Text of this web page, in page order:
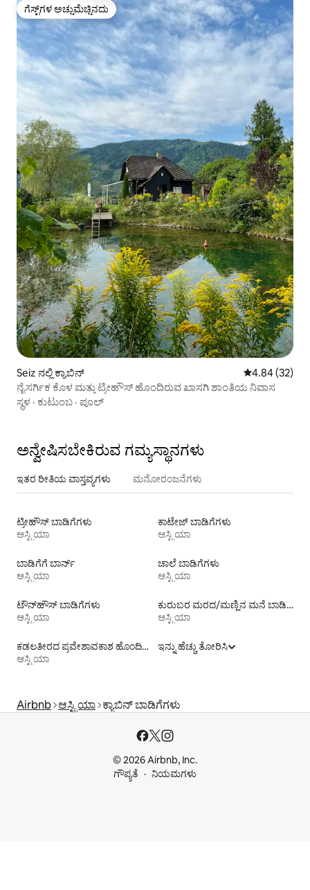
ಗೆಸ್ಟ್‌ಗಳ ಅಚ್ಚುಮೆಚ್ಚಿನದು
ಗೆಸ್ಟ್‌ಗಳ ಅಚ್ಚುಮೆಚ್ಚಿನದು
Seiz ನಲ್ಲಿ ಕ್ಯಾಬಿನ್ 5 ರಲ್ಲಿ 4.84
4.84 (32)
ನೈಸರ್ಗಿಕ ಕೊಳ ಮತ್ತು ಟ್ರೀಹೌಸ್ ‌ಹೊಂದಿರುವ ಖಾಸಗಿ ಶಾಂತಿಯ ನಿವಾಸ
ಸ್ಥಳ · ಕುಟುಂಬ · ಪೂಲ್
ಅನ್ವೇಷಿಸಬೇಕಿರುವ ಗಮ್ಯಸ್ಥಾನಗಳು
ಇತರ ರೀತಿಯ ವಾಸ್ತವ್ಯಗಳು ಮನೋರಂಜನೆಗಳು
ಟ್ರೀಹೌಸ್ ಬಾಡಿಗೆಗಳು
ಆಸ್ಟ್ರಿಯಾ
ಕಾಟೇಜ್‌ ಬಾಡಿಗೆಗಳು
ಆಸ್ಟ್ರಿಯಾ
ಬಾಡಿಗೆಗೆ ಬಾರ್ನ್‌
ಆಸ್ಟ್ರಿಯಾ
ಚಾಲೆ ಬಾಡಿಗೆಗಳು
ಆಸ್ಟ್ರಿಯಾ
ಟೌನ್‌ಹೌಸ್ ‌ಬಾಡಿಗೆಗಳು
ಆಸ್ಟ್ರಿಯಾ
ಕುರುಬರ ಮರದ/ಮಣ್ಣಿನ ಮನೆ ಬಾಡಿಗೆಗಳು
ಆಸ್ಟ್ರಿಯಾ
ಕಡಲತೀರದ ಪ್ರವೇಶಾವಕಾಶ ಹೊಂದಿರುವ ವಸತಿ ಬಾಡಿಗೆಗಳು
ಆಸ್ಟ್ರಿಯಾ
ಇನ್ನು ಹೆಚ್ಚು ತೋರಿಸಿ
Airbnb ಆಸ್ಟ್ರಿಯಾ ಕ್ಯಾಬಿನ್ ಬಾಡಿಗೆಗಳು
© 2026 Airbnb, Inc.
ಗೌಪ್ಯತೆ
ನಿಯಮಗಳು